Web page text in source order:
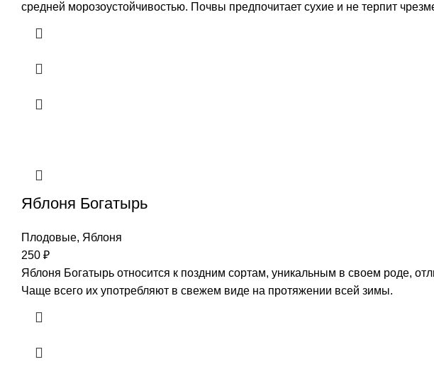
средней морозоустойчивостью. Почвы предпочитает сухие и не терпит
Яблоня Богатырь
Плодовые, Яблоня
250 ₽
Яблоня Богатырь относится к поздним сортам, уникальным в своем роде,
Чаще всего их употребляют в свежем виде на протяжении всей зимы.